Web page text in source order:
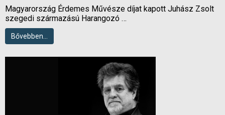
Magyarország Érdemes Művésze díjat kapott Juhász Zsolt
szegedi származású Harangozó …
Bővebben…